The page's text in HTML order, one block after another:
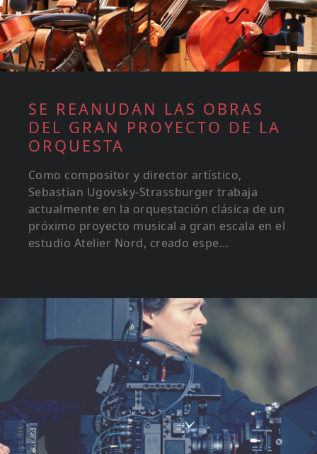
SE REANUDAN LAS OBRAS
DEL GRAN PROYECTO DE LA
ORQUESTA
Como compositor y director artístico,
Sebastian Ugovsky-Strassburger trabaja
actualmente en la orquestación clásica de un
próximo proyecto musical a gran escala en el
estudio Atelier Nord, creado espe...